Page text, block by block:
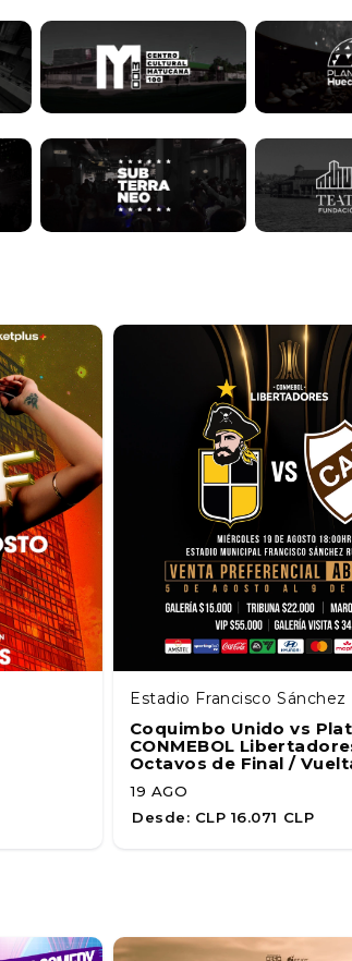
Estadio Francisco
Coquimbo Unido vs
CONMEBOL
Octavos de Final /
19 AGO
Desde: CLP 16.071 CLP